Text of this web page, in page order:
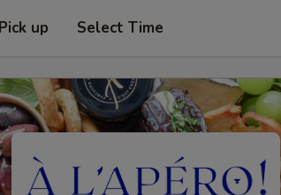
Pick up Select Time